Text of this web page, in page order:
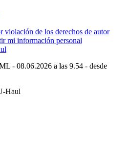
violación de los derechos de autor
mi información personal
- 08.06.2026 a las 9.54 - desde
Haul